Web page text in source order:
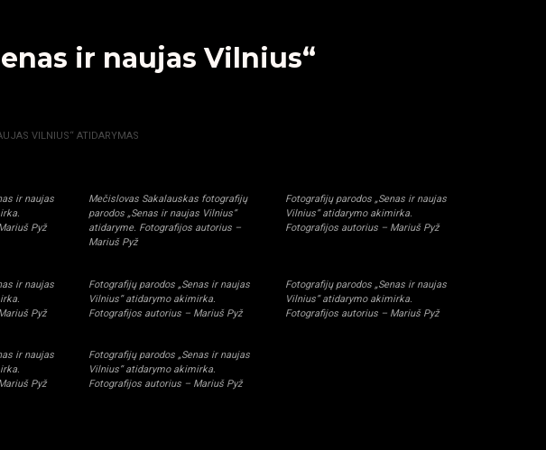
ir naujas Vilnius“
VILNIUS“ ATIDARYMAS
ir naujas
Pyž
Mečislovas Sakalauskas fotografijų
parodos „Senas ir naujas Vilnius“
atidaryme. Fotografijos autorius –
Mariuš Pyž
Fotografijų parodos „Senas ir naujas
Vilnius“ atidarymo akimirka.
Fotografijos autorius – Mariuš Pyž
ir naujas
Pyž
Fotografijų parodos „Senas ir naujas
Vilnius“ atidarymo akimirka.
Fotografijos autorius – Mariuš Pyž
Fotografijų parodos „Senas ir naujas
Vilnius“ atidarymo akimirka.
Fotografijos autorius – Mariuš Pyž
ir naujas
Pyž
Fotografijų parodos „Senas ir naujas
Vilnius“ atidarymo akimirka.
Fotografijos autorius – Mariuš Pyž